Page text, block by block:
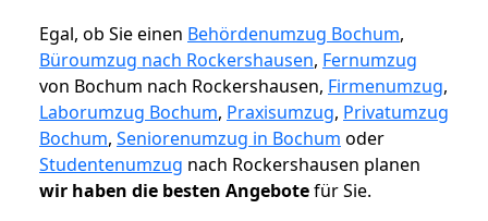
Egal, ob Sie einen Behördenumzug Bochum,
Büroumzug nach Rockershausen, Fernumzug
von Bochum nach Rockershausen, Firmenumzug,
Laborumzug Bochum, Praxisumzug, Privatumzug
Bochum, Seniorenumzug in Bochum oder
Studentenumzug nach Rockershausen planen
wir haben die besten Angebotefür Sie.